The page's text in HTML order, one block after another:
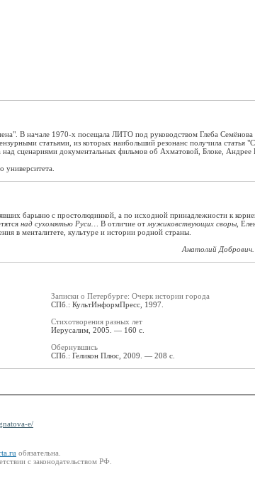
В начале 1970-х посещала ЛИТО под руководством Глеба Семёнова
статьями, из которых наибольший резонанс получила
над сценариями документальных фильмов об Ахматовой, Блоке, Андрее
университета.
барыню с простолюдинкой, а по исходной принадлежности к
над сухомятью Руси… В отличие от мужиковствующих своры ,
в менталитете, культуре и истории родной страны.
Анатолий Добрович.
Записки о Петербурге: Очерк истории города
СПб.: КультИнформПресс, 1997.
Стихотворения разных лет
Иерусалим, 2005. — 160 с.
Обернувшись
СПб.: Геликон Плюс, 2009. — 208 с.
e/
обязательна.
с законодательством РФ.